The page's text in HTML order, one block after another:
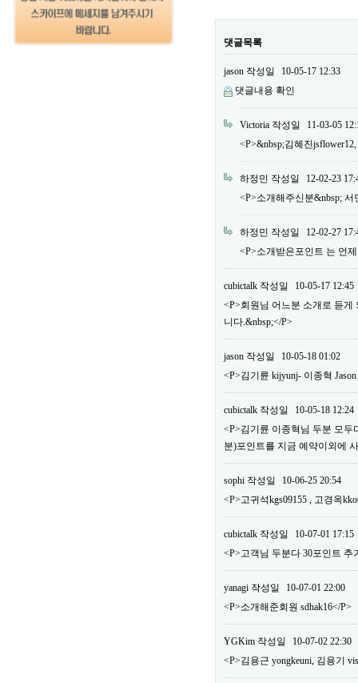
댓글목록
jason 작성일
10-05-17 12:33
댓글내용 확인
Victoria 작성일
11-03-05
<P>&nbsp;김혜진
하정민 작성일
12-02-23
<P>소개해주신분&nbsp; 서
하정민 작성일
12-02-27
<P>소개받은포인트 는 언
cubictalk 작성일
10-05-17 12:45
<P>회원님 어느분 소개로 듣
니다.&nbsp;</P>
jason 작성일
10-05-18 01:02
<P>김기륜 kijyunj- 이종혁
cubictalk 작성일
10-05-18 12:24
<P>김기륜 이종혁님 두분 모두
분)포인트를 지금 예약이외에
sophi 작성일
10-06-25 20:54
<P>고귀석kgs09155 , 고경옥
cubictalk 작성일
10-07-01 17:15
<P>고객님 두분다 30포인트 추
yanagi 작성일
10-07-01 22:00
<P>소개해준회원 sdhak16</P>
YGKim 작성일
10-07-02 22:30
<P>김용근 yongkeuni, 김용기